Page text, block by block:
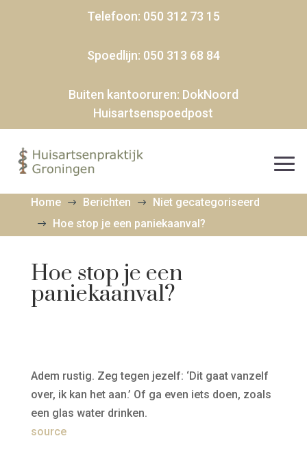
Telefoon: 050 312 73 15
Spoedlijn: 050 313 68 84
Buiten kantooruren: DokNoord
Huisartsenspoedpost
Home $ Berichten $ Niet gecategoriseerd
$ Hoe stop je een paniekaanval?
Hoe stop je een
paniekaanval?
Adem rustig. Zeg tegen jezelf: ‘Dit gaat vanzelf
over, ik kan het aan.’ Of ga even iets doen, zoals
een glas water drinken.
source